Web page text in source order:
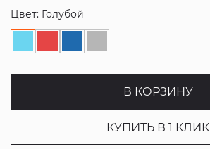
Цвет: Голубой
В КОРЗИНУ
КУПИТЬ В 1 КЛИК